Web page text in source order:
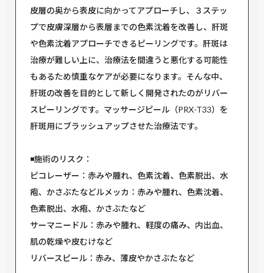
皮層の奥から表皮に向かってアプローチし、３ステッ
プで皮膚深層から表層までの色素沈着を改善し、肝斑
や色素沈着アプローチできるピーリングです。肝斑は
治療が難しい上に、治療法を間違うと悪化する可能性
もあるため慎重なケアが必要になります。そんな中、
肝斑の改善を目的として新しく開発されたのがリバー
スピーリングです。マッサージピール（PRX-T33）を
肝斑用にブラッシュアップさせた治療法です。
◾️施術のリスク：
ピコレーザー：赤みや腫れ、色素沈着、色素脱出、水
疱、かさぶたなどルメッカ：赤みや腫れ、色素沈着、
色素脱出、水疱、かさぶたなど
サーマニードル：赤みや腫れ、軽度の痛み、内出血、
肌の乾燥や皮むけなど
リバースピール：赤み、薄皮やかさぶたなど